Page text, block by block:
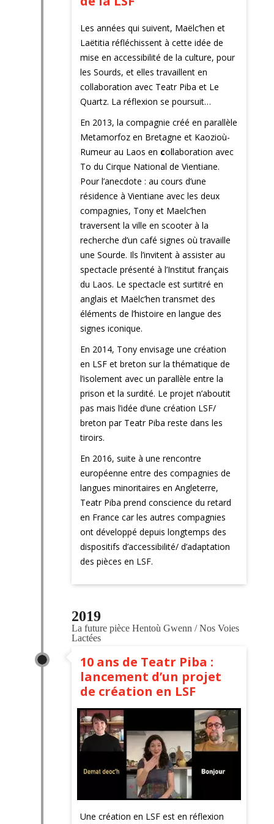
Les années qui suivent, Maëlc’hen et
Laëtitia réfléchissent à cette idée de
mise en accessibilité de la culture, pour
les Sourds, et elles travaillent en
collaboration avec Teatr Piba et Le
Quartz. La réflexion se poursuit…
En 2013, la compagnie créé en parallèle
Metamorfoz en Bretagne et Kaozioù-
Rumeur au Laos en collaboration avec
To du Cirque National de Vientiane.
Pour l’anecdote : au cours d’une
résidence à Vientiane avec les deux
compagnies, Tony et Maelc’hen
traversent la ville en scooter à la
recherche d’un café signes où travaille
une Sourde. Ils l’invitent à assister au
spectacle présenté à l’Institut français
du Laos. Le spectacle est surtitré en
anglais et Maëlc’hen transmet des
éléments de l’histoire en langue des
signes iconique.
En 2014, Tony envisage une création
en LSF et breton sur la thématique de
l’isolement avec un parallèle entre la
prison et la surdité. Le projet n’aboutit
pas mais l’idée d’une création LSF/
breton par Teatr Piba reste dans les
tiroirs.
En 2016, suite à une rencontre
européenne entre des compagnies de
langues minoritaires en Angleterre,
Teatr Piba prend conscience du retard
en France car les autres compagnies
ont développé depuis longtemps des
dispositifs d’accessibilité/ d’adaptation
des pièces en LSF.
2019
La future pièce Hentoù Gwenn / Nos Voies
Lactées
10 ans de Teatr Piba :
lancement d’un projet
de création en LSF
Une création en LSF est en réflexion